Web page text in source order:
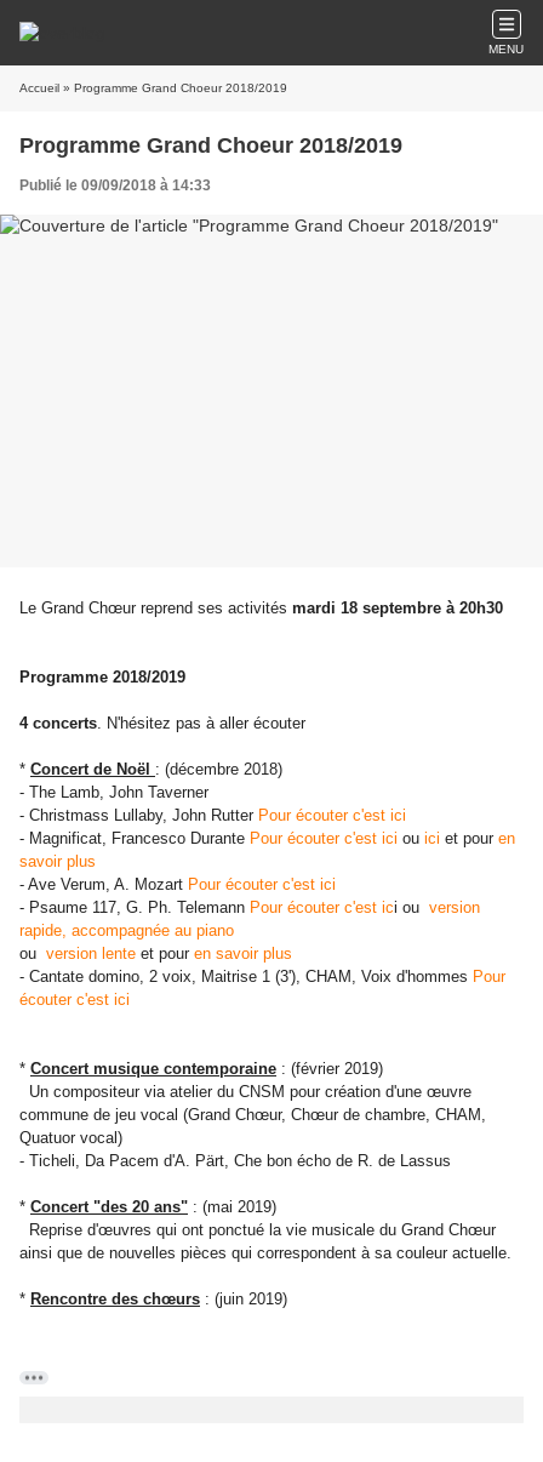
MENU
Accueil » Programme Grand Choeur 2018/2019
Programme Grand Choeur 2018/2019
Publié le 09/09/2018 à 14:33
Le Grand Chœur reprend ses activités mardi 18 septembre à 20h30
Programme 2018/2019
4 concerts. N'hésitez pas à aller écouter
* Concert de Noël : (décembre 2018)
- The Lamb, John Taverner
- Christmass Lullaby, John Rutter Pour écouter c'est ici
- Magnificat, Francesco Durante Pour écouter c'est ici ou ici et pour en
savoir plus
- Ave Verum, A. Mozart Pour écouter c'est ici
- Psaume 117, G. Ph. Telemann Pour écouter c'est ici ou version
rapide, accompagnée au piano
ou version lente et pour en savoir plus
- Cantate domino, 2 voix, Maitrise 1 (3'), CHAM, Voix d'hommes Pour
écouter c'est ici
* Concert musique contemporaine : (février 2019)
Un compositeur via atelier du CNSM pour création d'une œuvre
commune de jeu vocal (Grand Chœur, Chœur de chambre, CHAM,
Quatuor vocal)
- Ticheli, Da Pacem d'A. Pärt, Che bon écho de R. de Lassus
* Concert "des 20 ans" : (mai 2019)
Reprise d'œuvres qui ont ponctué la vie musicale du Grand Chœur
ainsi que de nouvelles pièces qui correspondent à sa couleur actuelle.
* Rencontre des chœurs : (juin 2019)